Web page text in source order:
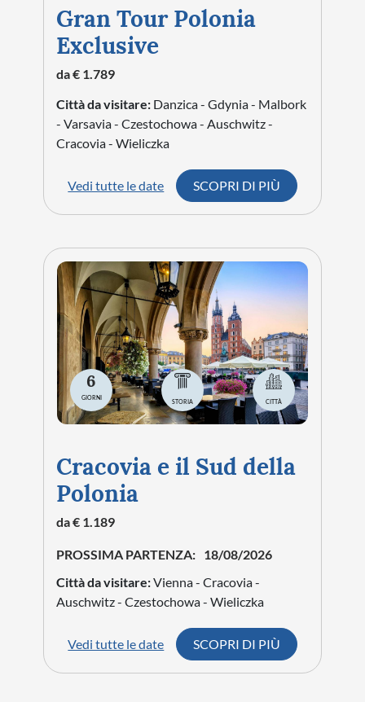
Gran Tour Polonia
Exclusive
da € 1.789
Città da visitare: Danzica - Gdynia - Malbork
- Varsavia - Czestochowa - Auschwitz -
Cracovia - Wieliczka
Vedi tutte le date SCOPRI DI PIÙ
6
GIORNI
STORIA CITTÀ
Cracovia e il Sud della
Polonia
da € 1.189
PROSSIMA PARTENZA: 18/08/2026
Città da visitare:Vienna - Cracovia -
Auschwitz - Czestochowa - Wieliczka
Vedi tutte le date SCOPRI DI PIÙ